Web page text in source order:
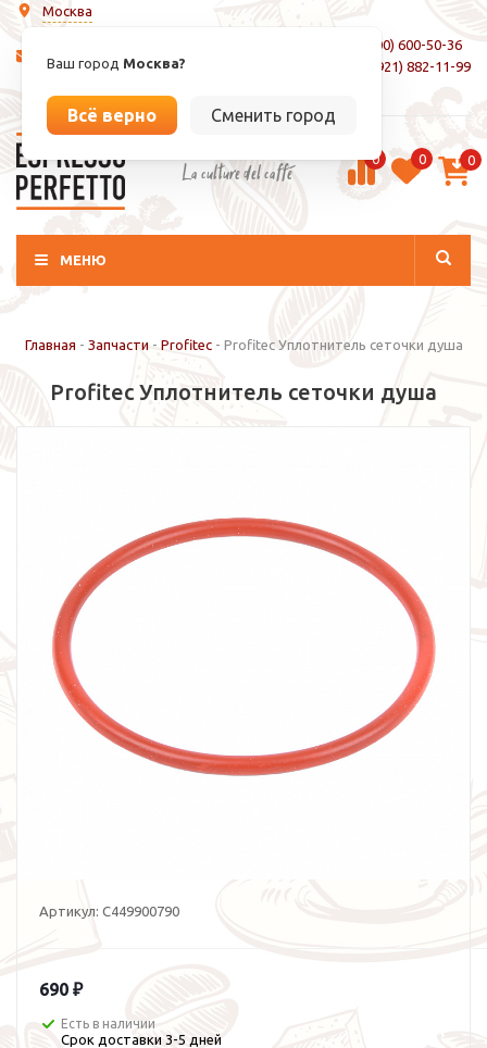
Москва
Ваш город Москва?
Всё верно Сменить город
info@espressoperfetto.ru
8 (800) 600-50-36
+7 (921) 882-11-99
La culture del caffé 0 0 0
МЕНЮ
Главная - Запчасти- Profitec- Profitec Уплотнитель сеточки душа
Profitec Уплотнитель сеточки душа
Артикул: C449900790
690 ₽
Есть в наличии
Срок доставки 3-5 дней